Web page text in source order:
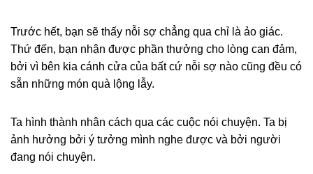
Trước hết, bạn sẽ thấy nỗi sợ chẳng qua chỉ là ảo giác.
Thứ đến, bạn nhận được phần thưởng cho lòng can đảm,
bởi vì bên kia cánh cửa của bất cứ nỗi sợ nào cũng đều có
sẵn những món quà lộng lẫy.
Ta hình thành nhân cách qua các cuộc nói chuyện. Ta bị
ảnh hưởng bởi ý tưởng mình nghe được và bởi người
đang nói chuyện.